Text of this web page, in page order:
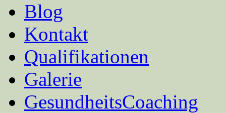
Blog
Kontakt
Qualifikationen
Galerie
GesundheitsCoaching